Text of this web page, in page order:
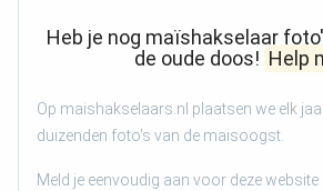
Heb je nog maïshakselaar
de oude doos! Help
Op maishakselaars.nl plaatsen we elk
duizenden foto's van de maisoogst.
Meld je eenvoudig aan voor deze website